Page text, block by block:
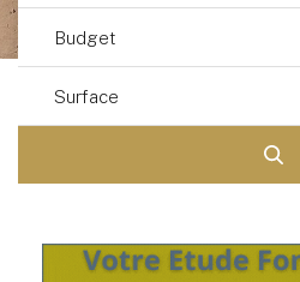
Budget
Surface